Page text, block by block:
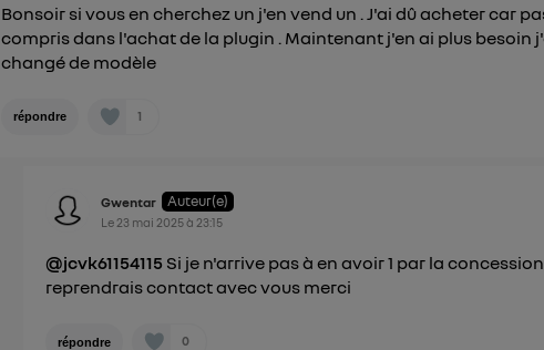
Bonsoir si vous en cherchez un j'en vend un . J'ai dû acheter car
compris dans l'achat de la plugin . Maintenant j'en ai plus besoin
changé de modèle
répondre 1
Gwentar Auteur(e)
Le 23 mai 2025à 23:15
@jcvk61154115 Si je n'arrive pas à en avoir 1 par la
reprendrais contact avec vous merci
répondre 0